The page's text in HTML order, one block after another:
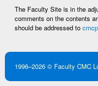
The Faculty Site is in the
comments on the contents
should be addressed to
1996–2026 © Faculty CMC